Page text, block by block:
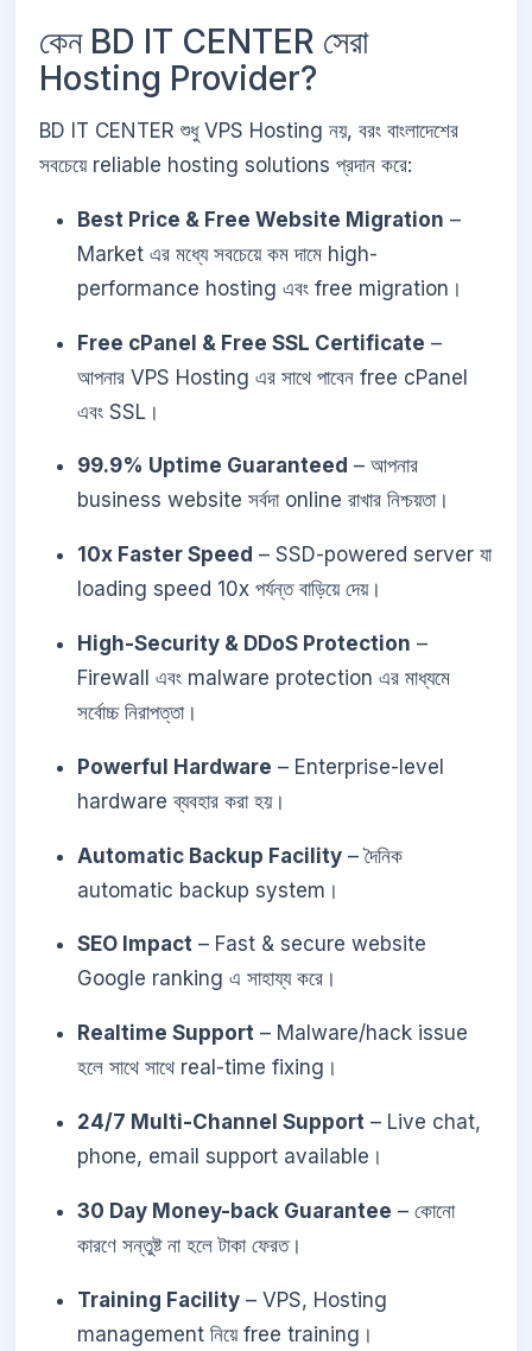
কেন BD IT CENTER সেরা
Hosting Provider?
BD IT CENTER শুধু VPS Hosting নয়, বরং বাংলাদেশের
সবচেয়ে reliable hosting solutions প্রদান করে:
Best Price & Free Website Migration –
Market এর মধ্যে সবচেয়ে কম দামে high-
performance hosting এবং free migration।
Free cPanel & Free SSL Certificate –
আপনার VPS Hosting এর সাথে পাবেন free cPanel
এবং SSL।
99.9% Uptime Guaranteed – আপনার
business website সর্বদা online রাখার নিশ্চয়তা।
10x Faster Speed – SSD-powered server যা
loading speed 10x পর্যন্ত বাড়িয়ে দেয়।
High-Security & DDoS Protection –
Firewall এবং malware protection এর মাধ্যমে
সর্বোচ্চ নিরাপত্তা।
Powerful Hardware – Enterprise-level
hardware ব্যবহার করা হয়।
Automatic Backup Facility – দৈনিক
automatic backup system।
SEO Impact – Fast & secure website
Google ranking এ সাহায্য করে।
Realtime Support – Malware/hack issue
হলে সাথে সাথে real-time fixing।
24/7 Multi-Channel Support – Live chat,
phone, email support available।
30 Day Money-back Guarantee – কোনো
কারণে সন্তুষ্ট না হলে টাকা ফেরত।
Training Facility – VPS, Hosting
management নিয়ে free training।